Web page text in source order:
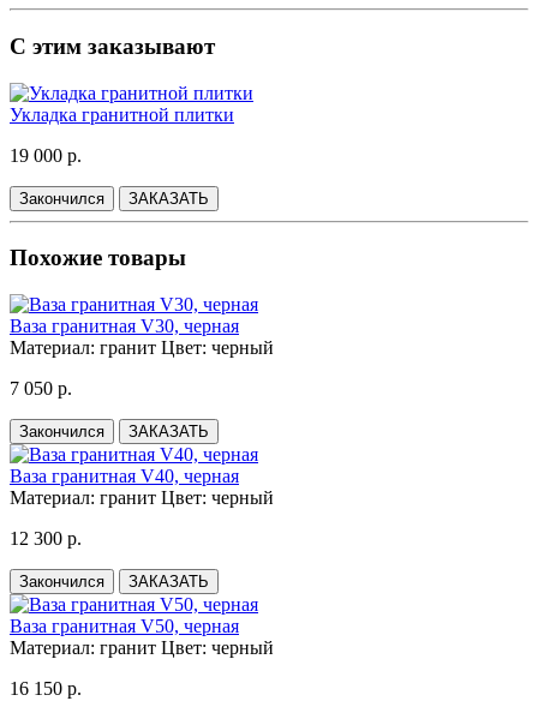
С этим заказывают
Укладка гранитной плитки
19 000 р.
Закончился ЗАКАЗАТЬ
Похожие товары
Ваза гранитная V30, черная
Материал: гранит Цвет: черный
7 050 р.
Закончился ЗАКАЗАТЬ
Ваза гранитная V40, черная
Материал: гранит Цвет: черный
12 300 р.
Закончился ЗАКАЗАТЬ
Ваза гранитная V50, черная
Материал: гранит Цвет: черный
16 150 р.